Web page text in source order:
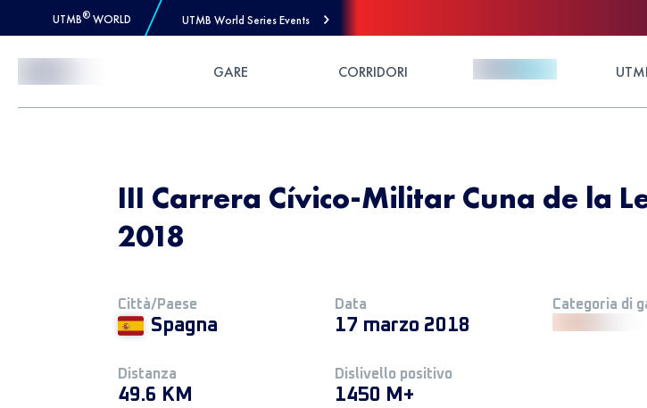
UTMB® WORLD UTMB World Series Events
GARE CORRIDORI
III Carrera Cívico-Militar Cuna de la
2018
Città/Paese
Spagna
Data
17 marzo 2018
Categoria di
Distanza
49.6 KM
Dislivello positivo
1450 M+